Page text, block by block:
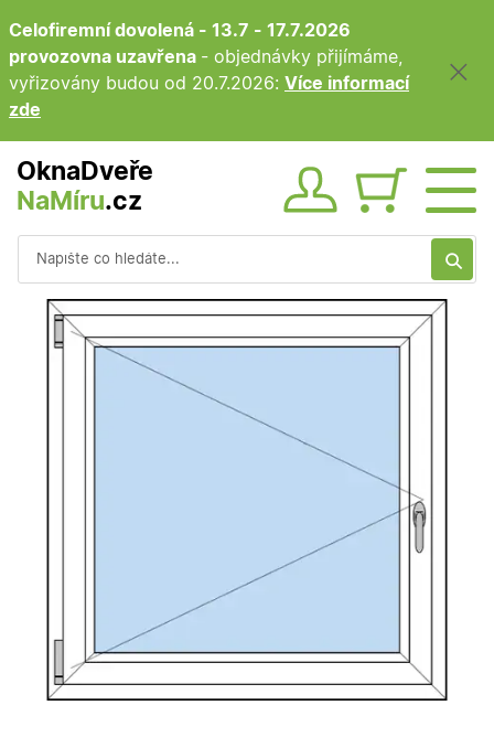
Celofiremní dovolená - 13.7 - 17.7.2026
provozovna uzavřena - objednávky přijímáme,
vyřizovány budou od 20.7.2026: Více informací
zde
OknaDveře
NaMíru.cz Obsah
Vyhledávání